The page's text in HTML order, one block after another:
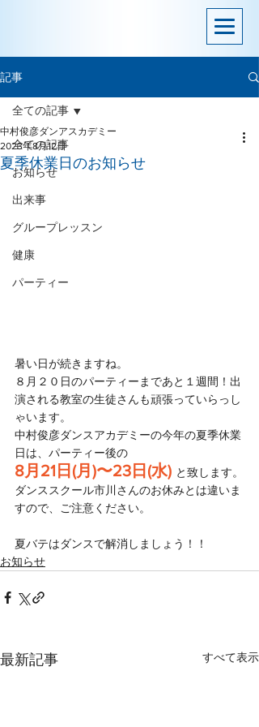
記事
全ての記事
お知らせ
出来事
グループレッスン
健康
パーティー
全ての記事
夏季休業日のお知らせ
中村俊彦ダンアスカデミー
2023年8月12日
暑い日が続きますね。
８月２０日のパーティーまであと１週間！出
演される教室の生徒さんも頑張っていらっし
ゃいます。
中村俊彦ダンスアカデミーの今年の夏季休業
日は、パーティー後の
8月21日(月)〜23日(水) と致します。
ダンススクール市川さんのお休みとは違いま
すので、ご注意ください。
夏バテはダンスで解消しましょう！！
お知らせ
最新記事 すべて表示